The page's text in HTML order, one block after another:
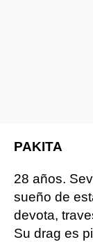
PAKITA
28 años.
sueño de
devota,
Su drag es